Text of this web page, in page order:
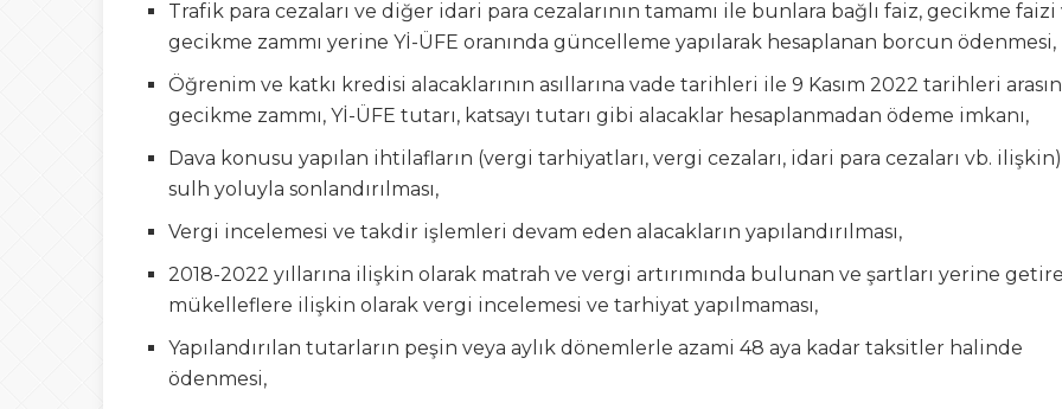
Trafik para cezaları ve diğer idari para cezalarının tamamı ile bunlara bağlı faiz, gecikme faizi
gecikme zammı yerine Yİ-ÜFE oranında güncelleme yapılarak hesaplanan borcun ödenmesi,
Öğrenim ve katkı kredisi alacaklarının asıllarına vade tarihleri ile 9 Kasım 2022 tarihleri
gecikme zammı, Yİ-ÜFE tutarı, katsayı tutarı gibi alacaklar hesaplanmadan ödeme imkanı,
Dava konusu yapılan ihtilafların (vergi tarhiyatları, vergi cezaları, idari para cezaları vb. ilişkin)
sulh yoluyla sonlandırılması,
Vergi incelemesi ve takdir işlemleri devam eden alacakların yapılandırılması,
2018-2022 yıllarına ilişkin olarak matrah ve vergi artırımında bulunan ve şartları yerine
mükelleflere ilişkin olarak vergi incelemesi ve tarhiyat yapılmaması,
Yapılandırılan tutarların peşin veya aylık dönemlerle azami 48 aya kadar taksitler halinde
ödenmesi,